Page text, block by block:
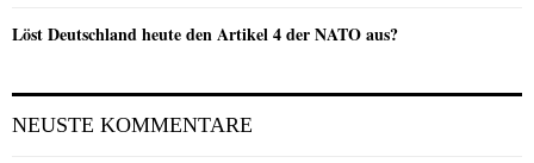
Löst Deutschland heute den Artikel 4 der NATO aus?
NEUSTE KOMMENTARE